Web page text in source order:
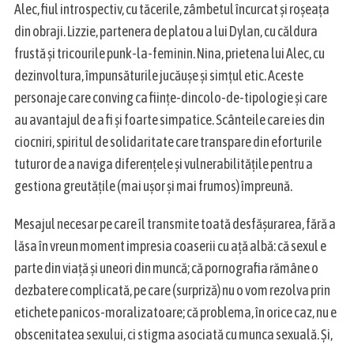
Alec, fiul introspectiv, cu tăcerile, zâmbetul încurcat și roșeața
din obraji. Lizzie, partenera de platou a lui Dylan, cu căldura
frustă și tricourile punk-la-feminin. Nina, prietena lui Alec, cu
dezinvoltura, împunsăturile jucăuşe și simțul etic. Aceste
personaje care conving ca ființe-dincolo-de-tipologie și care
au avantajul de a fi și foarte simpatice. Scânteile care ies din
ciocniri, spiritul de solidaritate care transpare din eforturile
tuturor de a naviga diferențele și vulnerabilitățile pentru a
gestiona greutățile (mai ușor și mai frumos) împreună.
Mesajul necesar pe care îl transmite toată desfășurarea, fără a
lăsa în vreun moment impresia coaserii cu ață albă: că sexul e
parte din viață și uneori din muncă; că pornografia rămâne o
dezbatere complicată, pe care (surpriză) nu o vom rezolva prin
etichete panicos-moralizatoare; că problema, în orice caz, nu e
obscenitatea sexului, ci stigma asociată cu munca sexuală. Și,